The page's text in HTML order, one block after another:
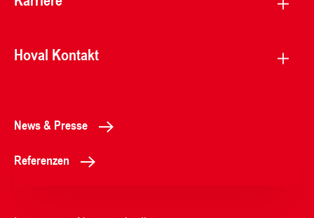
Hoval Kontakt
News & Presse
Referenzen